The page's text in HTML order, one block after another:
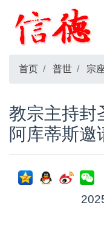
首页 普世 宗
教宗主持封
阿库蒂斯邀